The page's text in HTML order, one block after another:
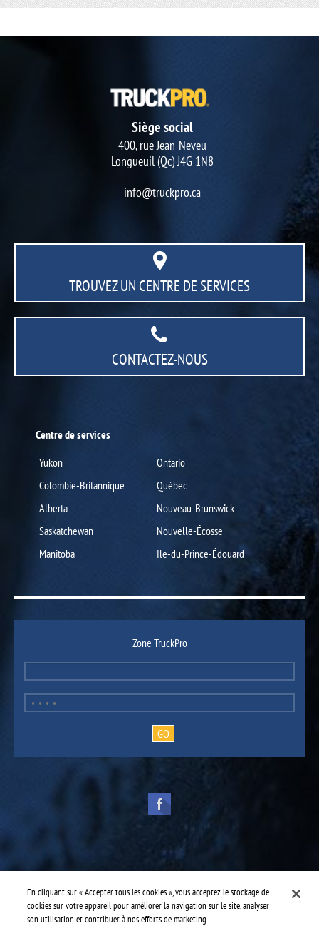
Siège social
400, rue Jean-Neveu
Longueuil (Qc) J4G 1N8
info@truckpro.ca
TROUVEZ UN CENTRE DE SERVICES
CONTACTEZ-NOUS
Centre de services
Yukon
Colombie-Britannique
Alberta
Saskatchewan
Manitoba
Ontario
Québec
Nouveau-Brunswick
Nouvelle-Écosse
Ile-du-Prince-Édouard
Zone TruckPro
© 2016-2026 TruckPro - Tous droits réservés.
Conception web : THRACE.CA
Centre de services-TruckPro Saint-Dominique-Garage P. Auclair Inc.
En cliquant sur « Accepter tous les cookies », vous acceptez le stockage de
cookies sur votre appareil pour améliorer la navigation sur le site, analyser
son utilisation et contribuer à nos efforts de marketing.